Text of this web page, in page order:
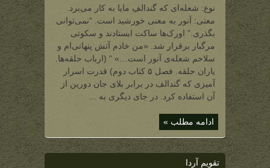
آنور
(قدرتی
گندالف
در
دست
داشت)
نوع: شعله‌ای که گندالفِ مایا به کار می‌برد.
معنی: آنور به معنی خورشید است. “نمی‌توانی
بگذری.” اورک‌ها ساکت ایستادند و سکوتی
مرگبار برقرار شد. «من خادم آتش پنهانی‌ام و
سلاحم شعله‌ی آنور است…» “ (ارباب حلقه‌ها.
یاران حلقه. فصل ۵ کتاب دوم) قدرت اسرار
آمیزی که گندالف در برابر بلای جان دورین از
آن استفاده کرد. در جای دیگری به ...
ادامه مطلب »
تقویم آردا